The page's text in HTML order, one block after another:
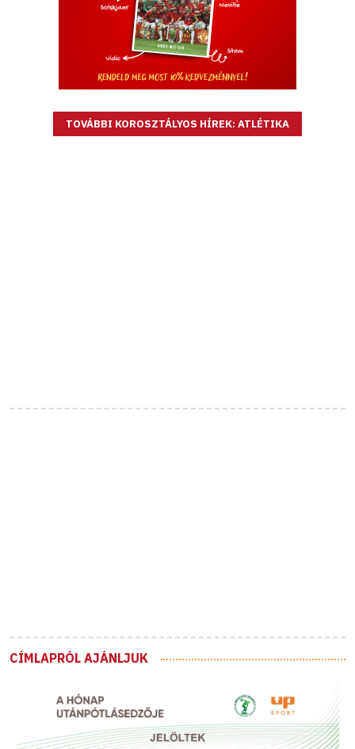
TOVÁBBI KOROSZTÁLYOS HÍREK: ATLÉTIKA
CÍMLAPRÓL AJÁNLJUK